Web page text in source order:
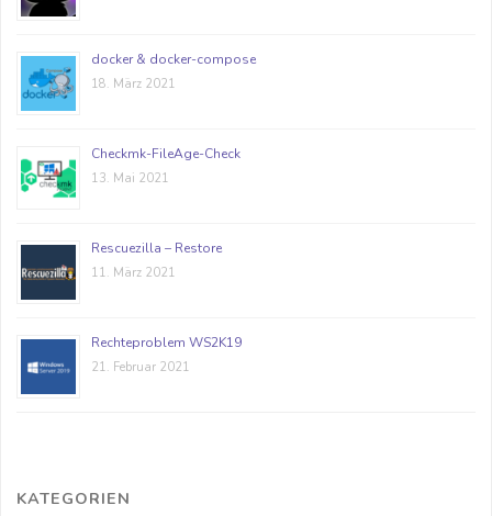
docker & docker-compose
18. März 2021
Checkmk-FileAge-Check
13. Mai 2021
Rescuezilla – Restore
11. März 2021
Rechteproblem WS2K19
21. Februar 2021
KATEGORIEN